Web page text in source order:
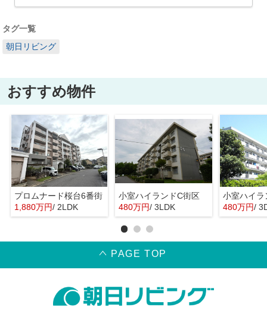
タグ一覧
朝日リビング
おすすめ物件
プロムナード桜台6番街
1,880万円/ 2LDK
小室ハイランドC街区
480万円/ 3LDK
小室ハイラ
480万円/
PAGE TOP